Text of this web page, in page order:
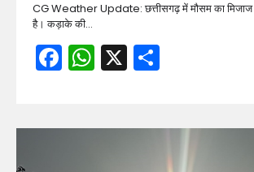
CG Weather Update: छत्तीसगढ़ में मौसम का मिजाज
है। कड़ाके की…
Facebook
WhatsApp
X